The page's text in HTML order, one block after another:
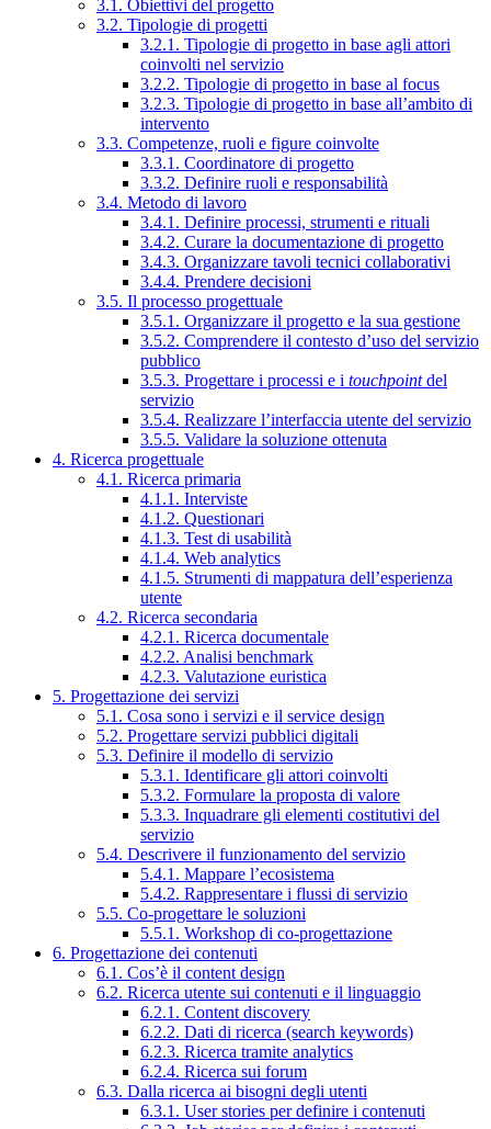
3.1. Obiettivi del progetto
3.2. Tipologie di progetti
3.2.1. Tipologie di progetto in base agli attori
coinvolti nel servizio
3.2.2. Tipologie di progetto in base al focus
3.2.3. Tipologie di progetto in base all’ambito di
intervento
3.3. Competenze, ruoli e figure coinvolte
3.3.1. Coordinatore di progetto
3.3.2. Definire ruoli e responsabilità
3.4. Metodo di lavoro
3.4.1. Definire processi, strumenti e rituali
3.4.2. Curare la documentazione di progetto
3.4.3. Organizzare tavoli tecnici collaborativi
3.4.4. Prendere decisioni
3.5. Il processo progettuale
3.5.1. Organizzare il progetto e la sua gestione
3.5.2. Comprendere il contesto d’uso del servizio
pubblico
3.5.3. Progettare i processi e i touchpointdel
servizio
3.5.4. Realizzare l’interfaccia utente del servizio
3.5.5. Validare la soluzione ottenuta
4. Ricerca progettuale
4.1. Ricerca primaria
4.1.1. Interviste
4.1.2. Questionari
4.1.3. Test di usabilità
4.1.4. Web analytics
4.1.5. Strumenti di mappatura dell’esperienza
utente
4.2. Ricerca secondaria
4.2.1. Ricerca documentale
4.2.2. Analisi benchmark
4.2.3. Valutazione euristica
5. Progettazione dei servizi
5.1. Cosa sono i servizi e il service design
5.2. Progettare servizi pubblici digitali
5.3. Definire il modello di servizio
5.3.1. Identificare gli attori coinvolti
5.3.2. Formulare la proposta di valore
5.3.3. Inquadrare gli elementi costitutivi del
servizio
5.4. Descrivere il funzionamento del servizio
5.4.1. Mappare l’ecosistema
5.4.2. Rappresentare i flussi di servizio
5.5. Co-progettare le soluzioni
5.5.1. Workshop di co-progettazione
6. Progettazione dei contenuti
6.1. Cos’è il content design
6.2. Ricerca utente sui contenuti e il linguaggio
6.2.1. Content discovery
6.2.2. Dati di ricerca (search keywords)
6.2.3. Ricerca tramite analytics
6.2.4. Ricerca sui forum
6.3. Dalla ricerca ai bisogni degli utenti
6.3.1. User stories per definire i contenuti